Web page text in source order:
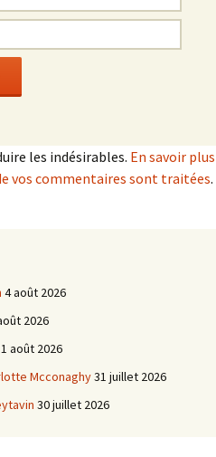
les indésirables. En savoir plus
vos commentaires sont traitées.
4 août 2026
2026
1 août 2026
Mcconaghy31 juillet 2026
30 juillet 2026